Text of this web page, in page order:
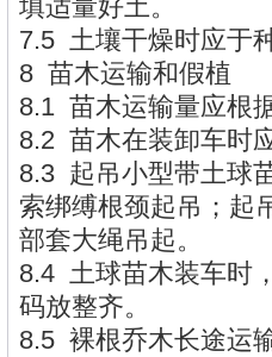
填适量好土。
7.5 土壤干燥时应于
8 苗木运输和假植
8.1 苗木运输量应根
8.2 苗木在装卸车时
8.3 起吊小型带土球
索绑缚根颈起吊；起
部套大绳吊起。
8.4 土球苗木装车时
码放整齐。
8.5 裸根乔木长途运